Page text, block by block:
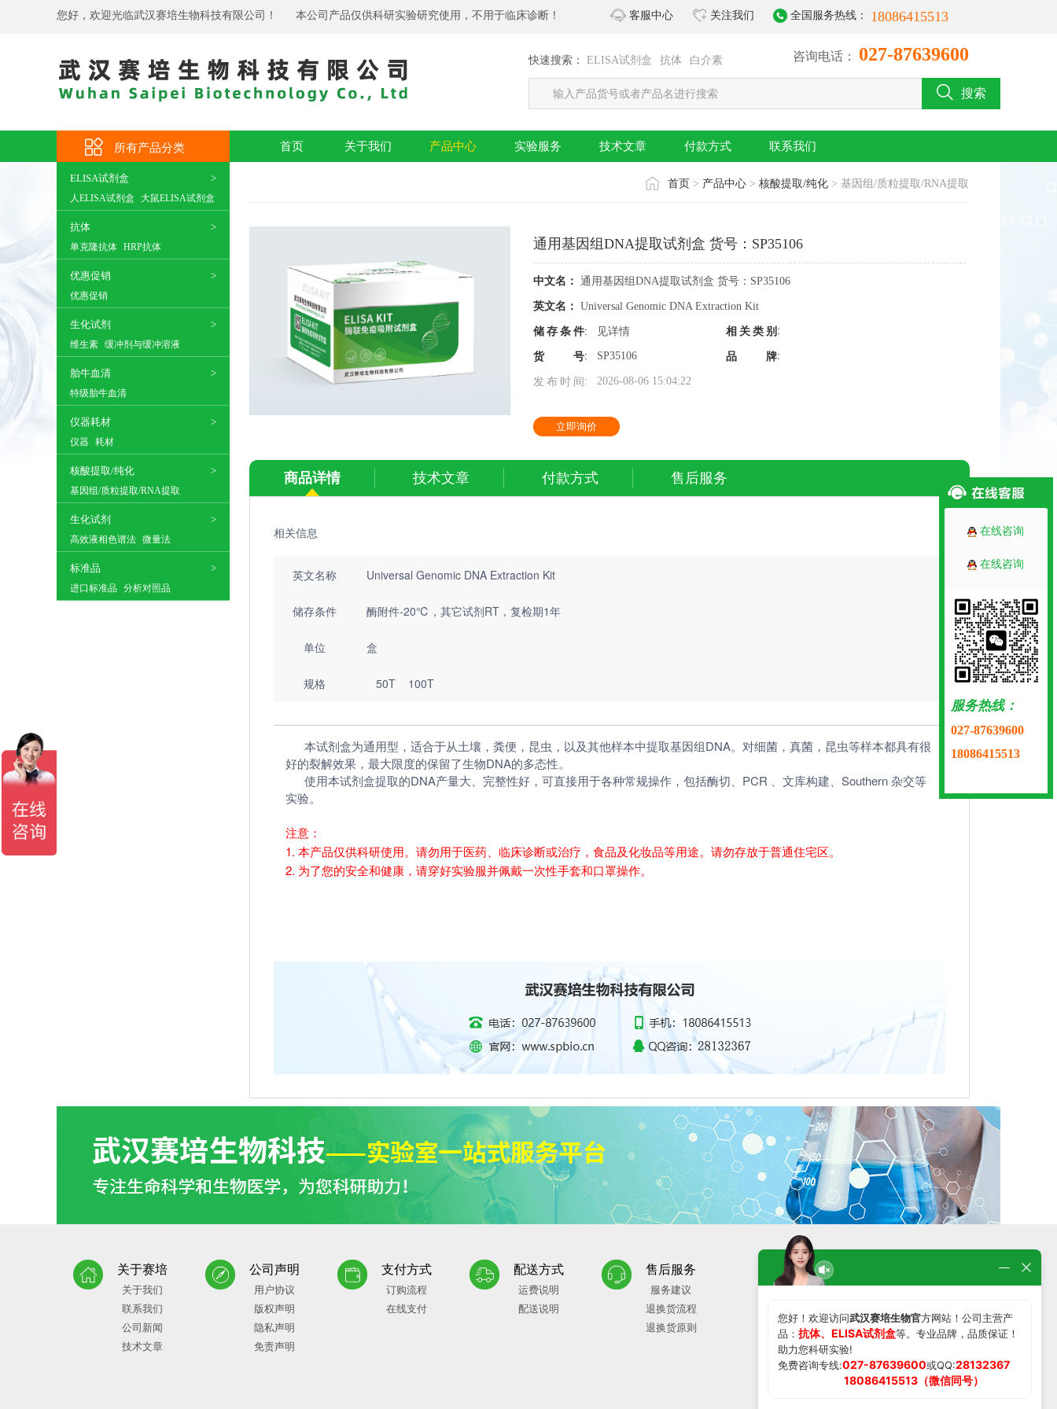
您好，欢迎光临武汉赛培生物科技有限公司！ 本公司产品仅供科研实验研究使用，不用于临床诊断！ 客服中心 关注我们 全国服务热线： 18086415513
快速搜索： ELISA试剂盒 抗体 白介素 咨询电话： 027-87639600
搜索
所有产品分类
ELISA试剂盒
人ELISA试剂盒 大鼠ELISA试剂盒
抗体
单克隆抗体 HRP抗体
优惠促销
优惠促销
生化试剂
维生素 缓冲剂与缓冲溶液
胎牛血清
特级胎牛血清
仪器耗材
仪器 耗材
核酸提取/纯化
基因组/质粒提取/RNA提取
生化试剂
高效液相色谱法 微量法
标准品
进口标准品 分析对照品
首页 关于我们 产品中心 实验服务 技术文章 付款方式 联系我们
首页 > 产品中心 > 核酸提取/纯化 > 基因组/质粒提取/RNA提取
通用基因组DNA提取试剂盒 货号：SP35106
中文名： 通用基因组DNA提取试剂盒 货号：SP35106
英文名： Universal Genomic DNA Extraction Kit
储存条件: 见详情 相关类别 :
货号: SP35106 品牌:
发布时间 : 2026-08-06 15:04:22
立即询价
商品详情 技术文章 付款方式 售后服务
相关信息
英文名称 Universal Genomic DNA Extraction Kit
储存条件 酶附件-20℃，其它试剂RT，复检期1年
单位 盒
规格 50T 100T
本试剂盒为通用型，适合于从土壤，粪便，昆虫，以及其他样本中提取基因组DNA。对细菌，真菌，昆虫等样本都具有很
好的裂解效果，最大限度的保留了生物DNA的多态性。
使用本试剂盒提取的DNA产量大、完整性好，可直接用于各种常规操作，包括酶切、PCR 、文库构建、Southern 杂交等
实验。
注意：
1. 本产品仅供科研使用。请勿用于医药、临床诊断或治疗，食品及化妆品等用途。请勿存放于普通住宅区。
2. 为了您的安全和健康，请穿好实验服并佩戴一次性手套和口罩操作。
关于赛培
关于我们
联系我们
公司新闻
技术文章
公司声明
用户协议
版权声明
隐私声明
免责声明
支付方式
订购流程
在线支付
配送方式
运费说明
配送说明
售后服务
服务建议
退换货流程
退换货原则
在线留言
微信扫一扫了解更多产品
在线咨询
在线咨询
服务热线：
027-87639600
18086415513